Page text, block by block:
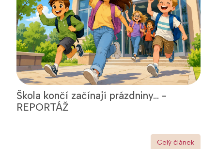
Škola končí začínají prázdniny... -
REPORTÁŽ
Celý článek